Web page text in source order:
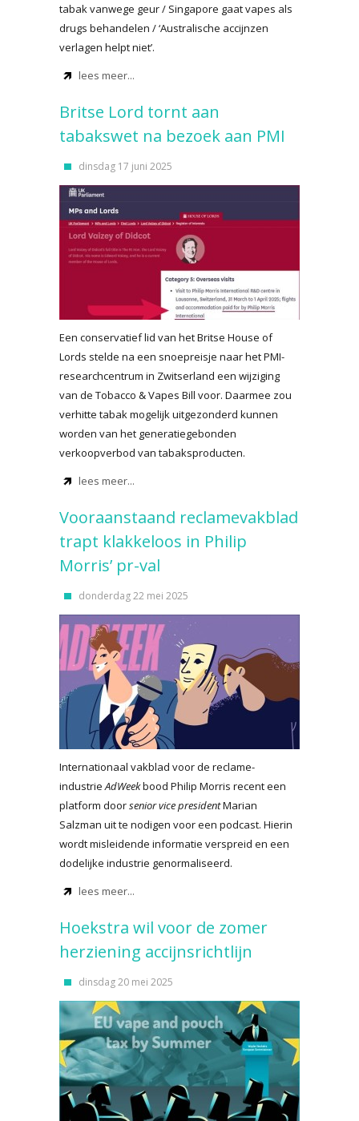
tabak vanwege geur / Singapore gaat vapes als
drugs behandelen / ‘Australische accijnzen
verlagen helpt niet’.
lees meer...
Britse Lord tornt aan
tabakswet na bezoek aan PMI
dinsdag 17 juni 2025
Een conservatief lid van het Britse House of
Lords stelde na een snoepreisje naar het PMI-
researchcentrum in Zwitserland een wijziging
van de Tobacco & Vapes Bill voor. Daarmee zou
verhitte tabak mogelijk uitgezonderd kunnen
worden van het generatiegebonden
verkoopverbod van tabaksproducten.
lees meer...
Vooraanstaand reclamevakblad
trapt klakkeloos in Philip
Morris’ pr-val
donderdag 22 mei 2025
Internationaal vakblad voor de reclame-
industrieAdWeekbood Philip Morris recent een
platform doorsenior vice presidentMarian
Salzman uit te nodigen voor een podcast. Hierin
wordt misleidende informatie verspreid en een
dodelijke industrie genormaliseerd.
lees meer...
Hoekstra wil voor de zomer
herziening accijnsrichtlijn
dinsdag 20 mei 2025